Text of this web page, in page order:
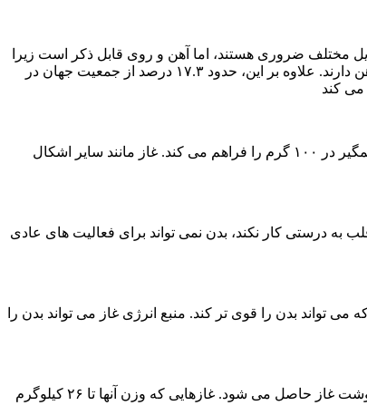
مختلف ضروری هستند، اما آهن و روی قابل ذکر است زیرا
بسیاری از افراد مصرف کافی ندارند. به عنوان مثال، بیش از ۱.۵ تا ۲ میلیارد نفر (از جمله گروه های مشخصی از جمعیت در ایالات متحده) کمبود آهن دارند. علاوه بر این، حدود ۱۷.۳ درصد از جمعیت جهان در
می کند
اول از همه، منافع بارز؛ گوشت غاز منبع عالی پروتئین است. اگر به دنبال پروتئین غنی هستید، گوشت غاز بدون پوست ۲۲.۸ گرم حدود پروتئین چشمگیر در ۱۰۰ گرم را فراهم می کند. غاز مانند سایر اشکال
درستی کار نکند، بدن نمی تواند برای فعالیت های عادی
بدن را قوی تر کند. منبع انرژی غاز می تواند بدن را
پیش از این هم در بخش سلامت نمناک اشاره داشتیم که با خوردن گوشت، می توانید سیستم ایمنی بدن را بهتر کنید. سیستم ایمنی بدن از مزایای گوشت غاز حاصل می شود. غازهایی که وزن آنها تا ۲۶ کیلوگرم